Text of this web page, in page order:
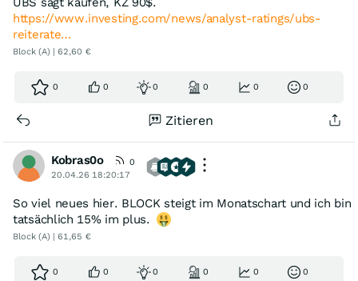
https://www.investing.com/news/analyst-ratings/ubs-
reiterate…
Block (A) | 62,60 €
0 0 0 0 0 0
Zitieren
Kobras0o
0
20.04.26 18:20:17
So viel neues hier. BLOCK steigt im Monatschart und ich bin
tatsächlich 15% im plus.
Block (A) | 61,65 €
0 0 0 0 0 0